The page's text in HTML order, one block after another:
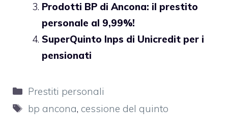
Prodotti BP di Ancona: il prestito
personale al 9,99%!
SuperQuinto Inps di Unicredit per i
pensionati
Categorie
Prestiti personali
Tag
bp ancona, cessione del quinto